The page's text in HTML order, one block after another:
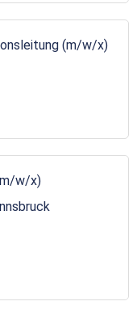
(m/w/x)
w/x)